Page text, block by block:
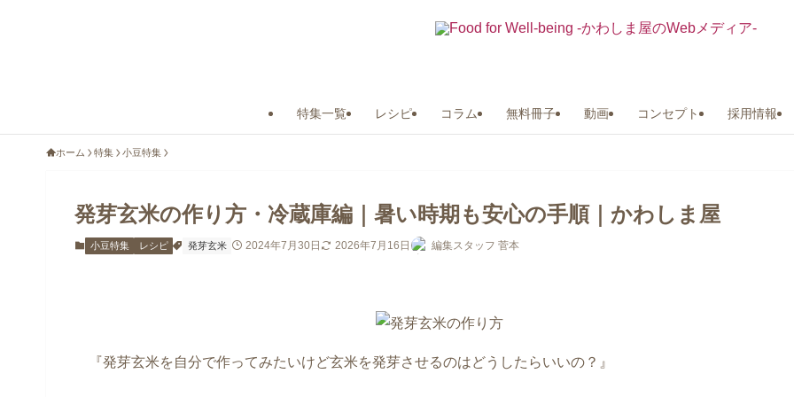
特集一覧 レシピ コラム 無料冊子 動画 コンセプト 採用情報
ホーム 特集 小豆特集
発芽玄米の作り方・冷蔵庫編｜暑い時期も安心の手順｜かわしま屋
小豆特集 レシピ 発芽玄米 2024年7月30日 2026年7月16日 編集スタッフ 菅本
『発芽玄米を自分で作ってみたいけど玄米を発芽させるのはどうしたらいいの？』